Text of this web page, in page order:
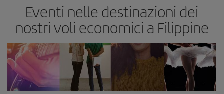
Eventi nelle destinazioni dei
nostri voli economici a Filippine